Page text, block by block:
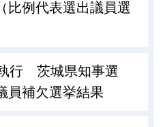
比例代表選出議員選
行 茨城県知事選
員補欠選挙結果